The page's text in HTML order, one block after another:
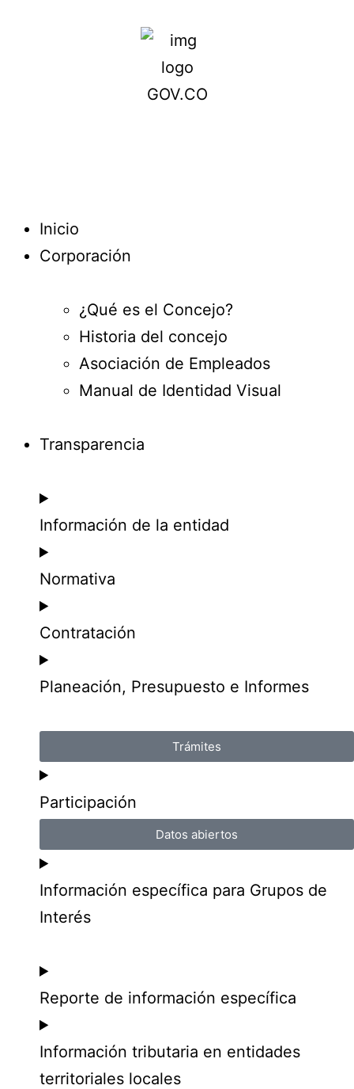
Inicio
Corporación
¿Qué es el Concejo?
Historia del concejo
Asociación de Empleados
Manual de Identidad Visual
Transparencia
Información de la entidad
Normativa
Contratación
Planeación, Presupuesto e Informes
Trámites
Participación
Datos abiertos
Información específica para Grupos de
Interés
Reporte de información específica
Información tributaria en entidades
territoriales locales